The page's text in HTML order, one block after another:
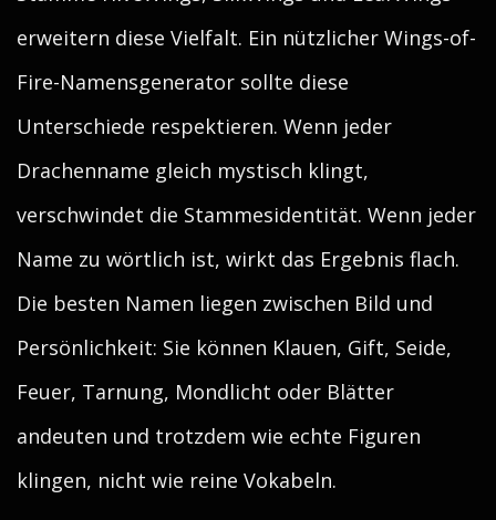
erweitern diese Vielfalt. Ein nützlicher Wings-of-
Fire-Namensgenerator sollte diese
Unterschiede respektieren. Wenn jeder
Drachenname gleich mystisch klingt,
verschwindet die Stammesidentität. Wenn jeder
Name zu wörtlich ist, wirkt das Ergebnis flach.
Die besten Namen liegen zwischen Bild und
Persönlichkeit: Sie können Klauen, Gift, Seide,
Feuer, Tarnung, Mondlicht oder Blätter
andeuten und trotzdem wie echte Figuren
klingen, nicht wie reine Vokabeln.